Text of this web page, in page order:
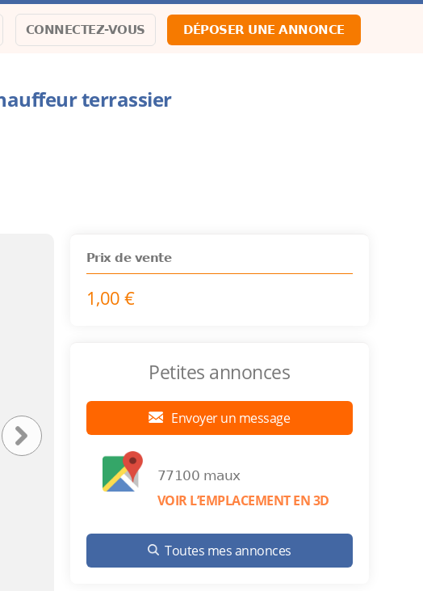
CONNECTEZ-VOUS DÉPOSER UNE ANNONCE
terrassier
Prix de vente
1,00 €
Petites annonces
Envoyer un message
77100 maux
VOIR L’EMPLACEMENT EN 3D
Toutes mes annonces